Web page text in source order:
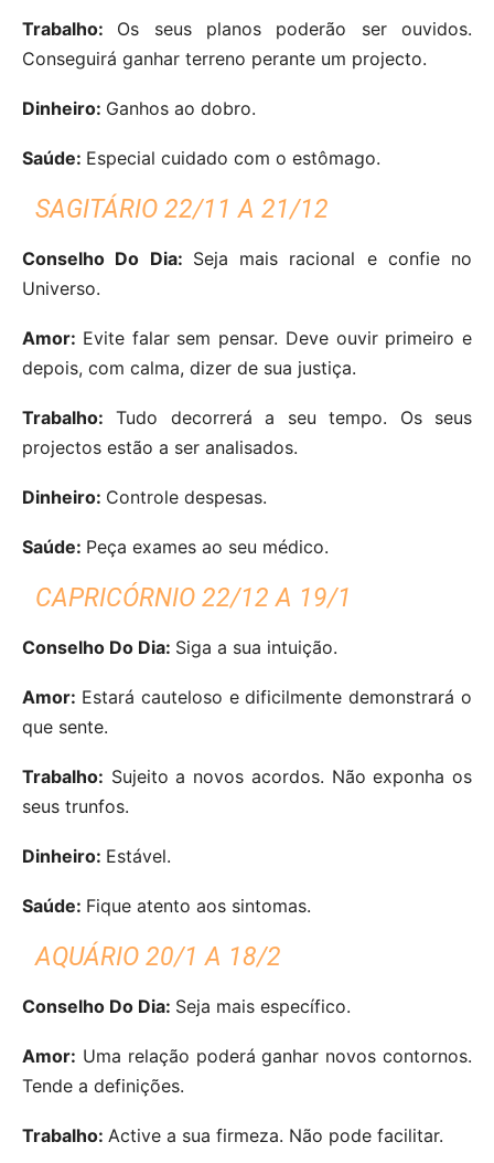
Trabalho: Os seus planos poderão ser ouvidos.
Conseguirá ganhar terreno perante um projecto.
Dinheiro: Ganhos ao dobro.
Saúde: Especial cuidado com o estômago.
SAGITÁRIO 22/11 A 21/12
Conselho Do Dia: Seja mais racional e confie no
Universo.
Amor: Evite falar sem pensar. Deve ouvir primeiro e
depois, com calma, dizer de sua justiça.
Trabalho: Tudo decorrerá a seu tempo. Os seus
projectos estão a ser analisados.
Dinheiro: Controle despesas.
Saúde: Peça exames ao seu médico.
CAPRICÓRNIO 22/12 A 19/1
Conselho Do Dia: Siga a sua intuição.
Amor: Estará cauteloso e dificilmente demonstrará o
que sente.
Trabalho: Sujeito a novos acordos. Não exponha os
seus trunfos.
Dinheiro: Estável.
Saúde: Fique atento aos sintomas.
AQUÁRIO 20/1 A 18/2
Conselho Do Dia: Seja mais específico.
Amor: Uma relação poderá ganhar novos contornos.
Tende a definições.
Trabalho: Active a sua firmeza. Não pode facilitar.